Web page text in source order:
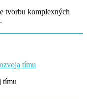
tvorbu komplexných
tímu
tímu